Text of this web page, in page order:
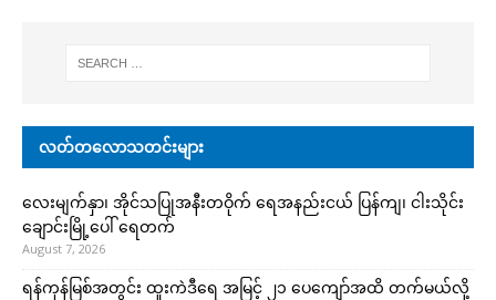
လတ်တလောသတင်းများ
လေးမျက်နှာ၊ အိုင်သပြုအနီးတဝိုက် ရေအနည်းငယ် ပြန်ကျ၊ ငါးသိုင်း
ချောင်းမြို့ပေါ် ရေတက်
August 7, 2026
ရန်ကုန်မြစ်အတွင်း ထူးကဲဒီရေ အ​မြင့် ၂၁ ပေကျော်အထိ တက်မယ်လို့